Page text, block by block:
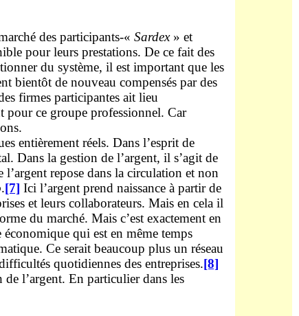
des participants-« Sardex» et
pour leurs prestations. De ce fait des
du système, il est important que les
bientôt de nouveau compensés par des
firmes participantes ait lieu
pour ce groupe professionnel. Car
entièrement réels. Dans l’esprit de
Dans la gestion de l’argent, il s’agit de
repose dans la circulation et non
.[7] Ici l’argent prend naissance à partir de
et leurs collaborateurs. Mais en cela il
du marché. Mais c’est exactement en
qui est en même temps
Ce serait beaucoup plus un réseau
quotidiennes des entreprises.[8]
l’argent. En particulier dans les